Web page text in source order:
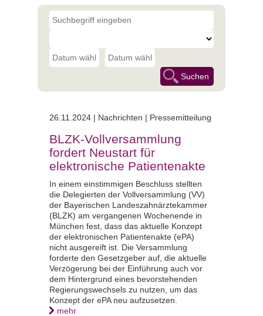
26.11.2024 | Nachrichten | Pressemitteilung
BLZK-Vollversammlung
fordert Neustart für
elektronische Patientenakte
In einem einstimmigen Beschluss stellten
die Delegierten der Vollversammlung (VV)
der Bayerischen Landeszahnärztekammer
(BLZK) am vergangenen Wochenende in
München fest, dass das aktuelle Konzept
der elektronischen Patientenakte (ePA)
nicht ausgereift ist. Die Versammlung
forderte den Gesetzgeber auf, die aktuelle
Verzögerung bei der Einführung auch vor
dem Hintergrund eines bevorstehenden
Regierungswechsels zu nutzen, um das
Konzept der ePA neu aufzusetzen.
mehr